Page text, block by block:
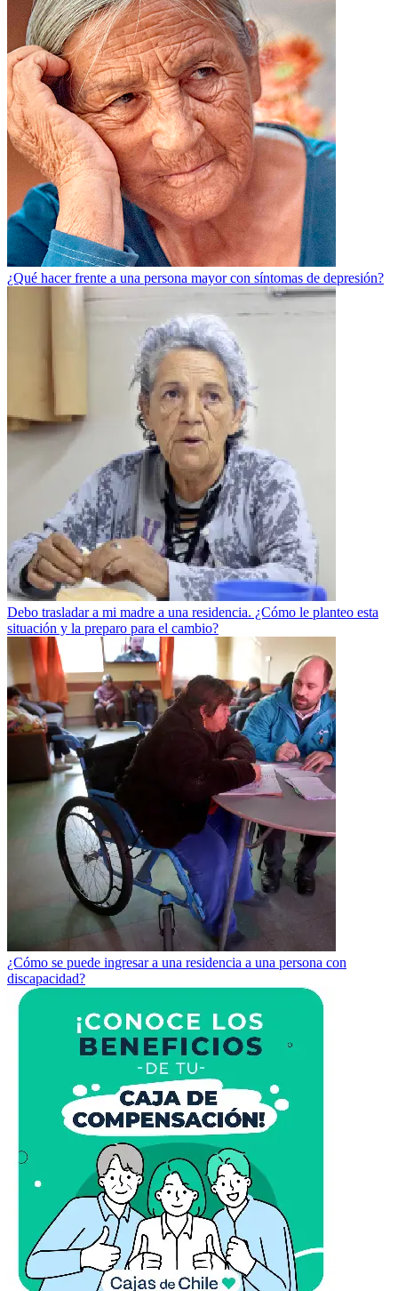
¿Qué hacer frente a una persona mayor con síntomas de depresión?
Debo trasladar a mi madre a una residencia. ¿Cómo le planteo esta
situación y la preparo para el cambio?
¿Cómo se puede ingresar a una residencia a una persona con
discapacidad?